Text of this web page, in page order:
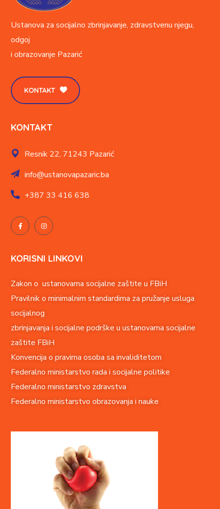
Ustanova za socijalno zbrinjavanje, zdravstvenu njegu,
odgoj
i obrazovanje Pazarić
KONTAKT
KONTAKT
Resnik 22, 71243 Pazarić
info@ustanovapazaric.ba
+38733 416 638
KORISNI LINKOVI
Zakon o ustanovama socijalne zaštite u FBiH
Pravilnik o minimalnim standardima za pružanje usluga
socijalnog
zbrinjavanja i socijalne podrške u ustanovama socijalne
zaštite FBiH
Konvencija o pravima osoba sa invaliditetom
Federalno ministarstvo rada i socijalne politike
Federalno ministarstvo zdravstva
Federalno ministarstvo obrazovanja i nauke